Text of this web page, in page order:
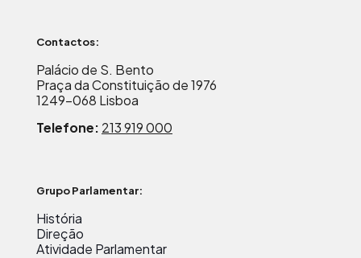
Contactos:
Palácio de S. Bento
Praça da Constituição de 1976
1249-068 Lisboa
Telefone: 213 919 000
Grupo Parlamentar:
História
Direção
Atividade Parlamentar